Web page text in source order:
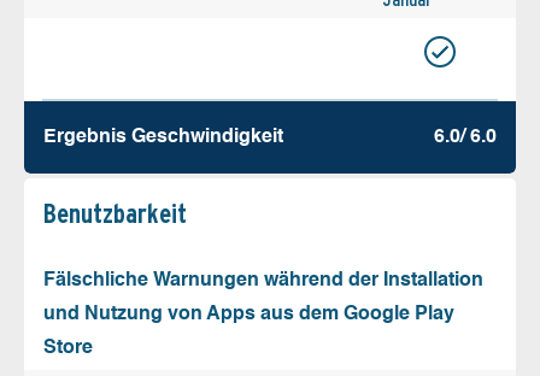
Ergebnis Geschw­indigkeit 6.0/ 6.0
Benutz­barkeit
Fälschliche Warnungen während der Installation
und Nutzung von Apps aus dem Google Play
Store